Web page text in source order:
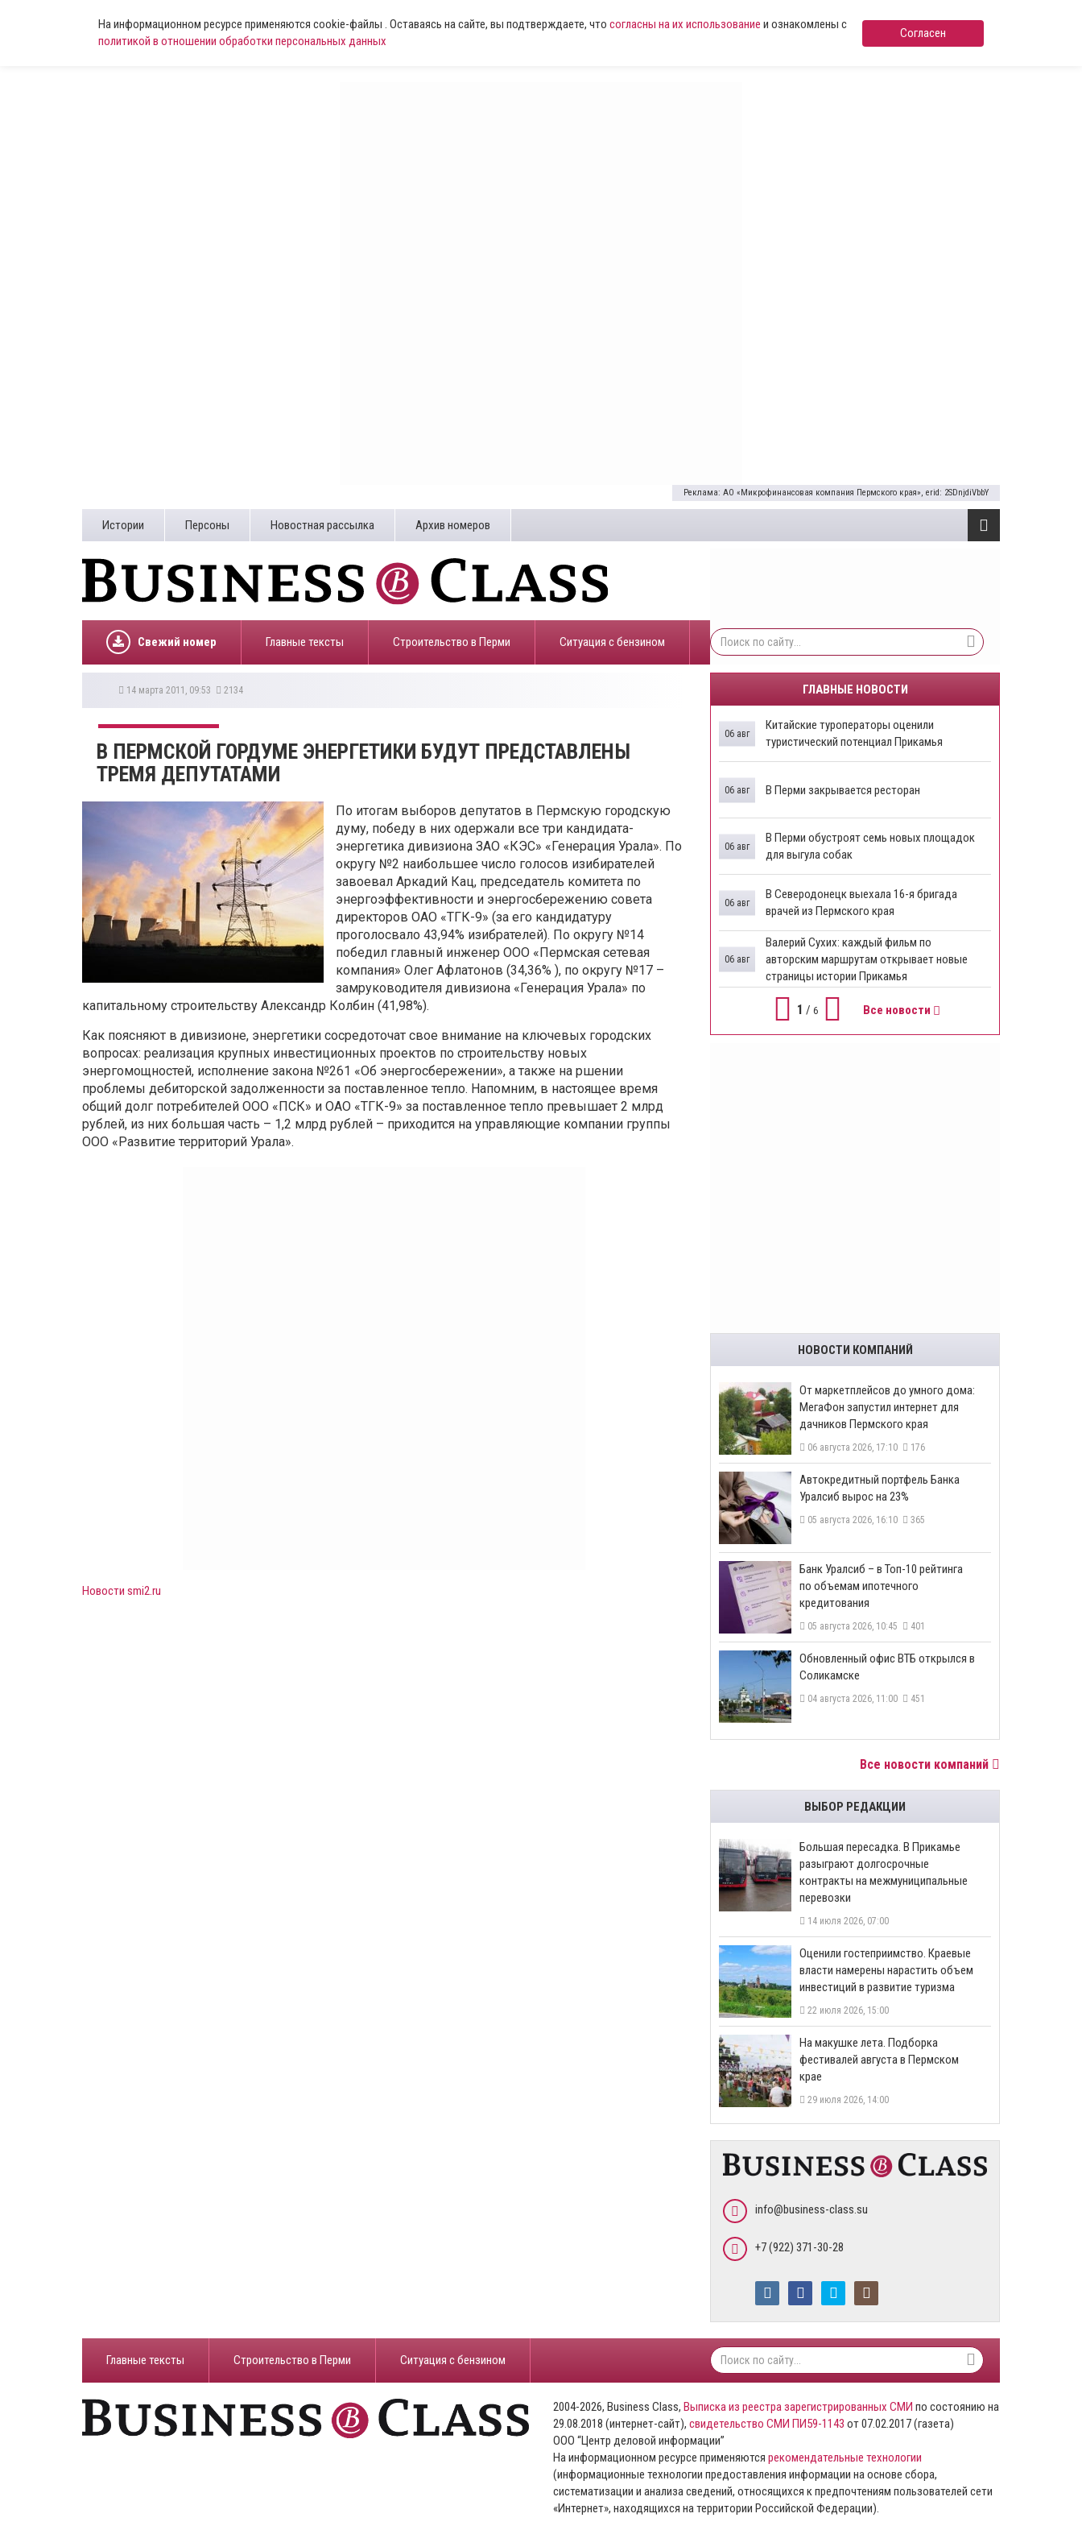
На информационном ресурсе применяются cookie-файлы . Оставаясь на сайте, вы подтверждаете, что согласны на их использование и ознакомлены с
политикой в отношении обработки персональных данных
Согласен
Реклама: АО «Микрофинансовая компания Пермского края», erid: 2SDnjdiVbbY
Истории Персоны Новостная рассылка Архив номеров
Свежий номер Главные тексты Строительство в Перми ​Ситуация с бензином
14 марта 2011, 09:53 2134
В ПЕРМСКОЙ ГОРДУМЕ ЭНЕРГЕТИКИ БУДУТ ПРЕДСТАВЛЕНЫ
ТРЕМЯ ДЕПУТАТАМИ
По итогам выборов депутатов в Пермскую городскую
думу, победу в них одержали все три кандидата-
энергетика дивизиона ЗАО «КЭС» «Генерация Урала». По
округу №2 наибольшее число голосов изибирателей
завоевал Аркадий Кац, председатель комитета по
энергоэффективности и энергосбережению совета
директоров ОАО «ТГК-9» (за его кандидатуру
проголосвало 43,94% изибрателей). По округу №14
победил главный инженер ООО «Пермская сетевая
компания» Олег Афлатонов (34,36% ), по округу №17 –
замруководителя дивизиона «Генерация Урала» по
капитальному строительству Александр Колбин (41,98%).
Как поясняют в дивизионе, энергетики сосредоточат свое внимание на ключевых городских
вопросах: реализация крупных инвестиционных проектов по строительству новых
энергомощностей, исполнение закона №261 «Об энергосбережении», а также на ршении
проблемы дебиторской задолженности за поставленное тепло. Напомним, в настоящее время
общий долг потребителей ООО «ПСК» и ОАО «ТГК-9» за поставленное тепло превышает 2 млрд
рублей, из них большая часть – 1,2 млрд рублей – приходится на управляющие компании группы
ООО «Развитие территорий Урала».
Новости smi2.ru
ГЛАВНЫЕ НОВОСТИ
Китайские туроператоры оценили
туристический потенциал Прикамья
06 авг
В Перми закрывается ресторан
06 авг
​В Перми обустроят семь новых площадок
для выгула собак
06 авг
В Северодонецк выехала 16-я бригада
врачей из Пермского края
06 авг
​Валерий Сухих: каждый фильм по
авторским маршрутам открывает новые
страницы истории Прикамья
06 авг
1 / 6 Все новости
НОВОСТИ КОМПАНИЙ
От маркетплейсов до умного дома:
МегаФон запустил интернет для
дачников Пермского края
06 августа 2026, 17:10 176
​Автокредитный портфель Банка
Уралсиб вырос на 23%
05 августа 2026, 16:10 365
​Банк Уралсиб – в Топ-10 рейтинга
по объемам ипотечного
кредитования
05 августа 2026, 10:45 401
​Обновленный офис ВТБ открылся в
Соликамске
04 августа 2026, 11:00 451
Все новости компаний
ВЫБОР РЕДАКЦИИ
Большая пересадка. В Прикамье
разыграют долгосрочные
контракты на межмуниципальные
перевозки
14 июля 2026, 07:00
Оценили гостеприимство. Краевые
власти намерены нарастить объем
инвестиций в развитие туризма
22 июля 2026, 15:00
На макушке лета. Подборка
фестивалей августа в Пермском
крае
29 июля 2026, 14:00
info@business-class.su
+7 (922) 371-30-28
Главные тексты Строительство в Перми ​Ситуация с бензином
2004-2026, Business Class, Выписка из реестра зарегистрированных СМИ по состоянию на
29.08.2018 (интернет-сайт), свидетельство СМИ ПИ59-1143 от 07.02.2017 (газета)
ООО “Центр деловой информации”
На информационном ресурсе применяются рекомендательные технологии
(информационные технологии предоставления информации на основе сбора,
систематизации и анализа сведений, относящихся к предпочтениям пользователей сети
«Интернет», находящихся на территории Российской Федерации).